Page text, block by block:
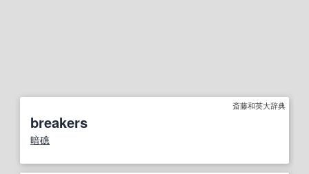
斎藤和英大辞典
breakers
暗礁